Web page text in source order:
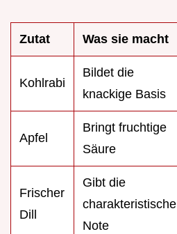
Zutat Was sie macht
Kohlrabi
Bildet die
knackige Basis
Apfel
Bringt fruchtige
Säure
Frischer
Dill
Gibt die
charakteristische
Note